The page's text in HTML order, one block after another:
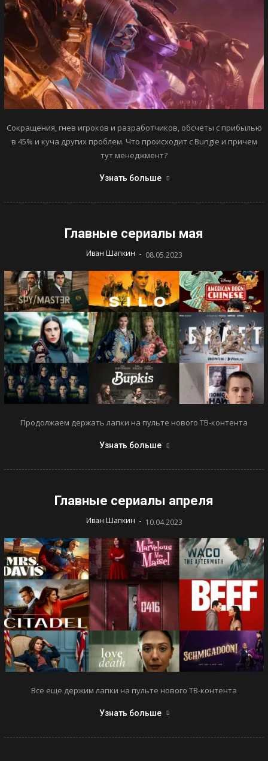
Сокращения, гнев игроков и разработчиков, обсчеты с прибылью
в 45% и куча других проблем. Что происходит с Bungie и причем
тут менеджмент?
Узнать больше
Главные сериалы мая
Иван Шапкин - 08.05.2023
Продолжаем держать лапки на пульте нового ТВ-контента
Узнать больше
Главные сериалы апреля
Иван Шапкин - 10.04.2023
Все еще держим лапки на пульте нового ТВ-контента
Узнать больше